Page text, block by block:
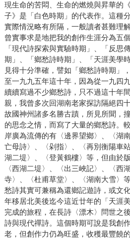
現生命的苦悶、生命的燃燒與昇華的
子》是「白色時期」的代表作。這種
實際情況略有所隔，一般讀者甚難理
曾實事求是地把我的創作生涯分為五
「現代詩探索與實驗時期」、「反思
期」、「鄉愁詩時期」、「天涯美學
見得十分準確，譬如「鄉愁詩時期」
至一九九五年這十年，因為從一九四
續續寫過不少鄉愁詩，只不過這十年
親，我曾多次回湖南老家探訪隔絕四
故國神州諸多名勝古蹟，所見所聞，
的思念之情，而寫了大量的鄉愁詩。
岸廣為流傳的有〈邊界望鄉〉、〈湖
亡母詩〉、〈剁指〉、〈再別衡陽車
湖二堤〉、〈登黃鶴樓〉等，但由於
〈西湖二堤〉、〈出三峽記〉、〈西
寺〉、〈杜甫草堂〉、〈湖南大雪〉
愁詩其實可兼稱為還鄉記遊詩，或文
年移居北美後迄今這近廿年的「天涯
完成的旅程，在長詩〈漂木〉問世之
詩與現代禪詩。這個時期可說是我創
老，但創作力仍為旺盛，收穫最豐饒